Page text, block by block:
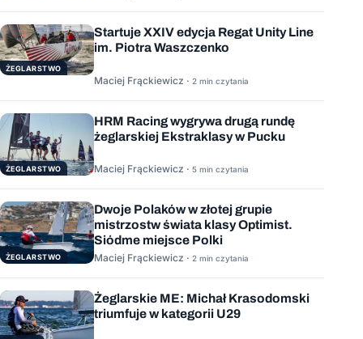
ŻEGLARSTWO
Startuje XXIV edycja Regat Unity Line
im. Piotra Waszczenko
Maciej Frąckiewicz · 2 min czytania
ŻEGLARSTWO
HRM Racing wygrywa drugą rundę
żeglarskiej Ekstraklasy w Pucku
Maciej Frąckiewicz · 5 min czytania
ŻEGLARSTWO
Dwoje Polaków w złotej grupie
mistrzostw świata klasy Optimist.
Siódme miejsce Polki
Maciej Frąckiewicz · 2 min czytania
Żeglarskie ME: Michał Krasodomski
triumfuje w kategorii U29